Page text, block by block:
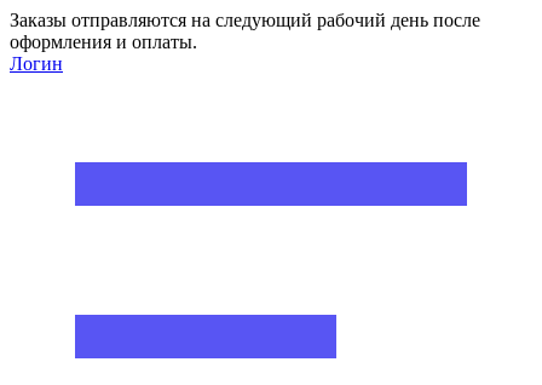
Заказы отправляются на следующий рабочий день после
оформления и оплаты.
Логин